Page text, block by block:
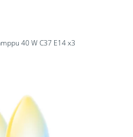
40 W C37 E14 x3